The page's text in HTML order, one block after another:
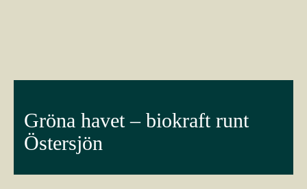
Gröna havet – biokraft runt
Östersjön